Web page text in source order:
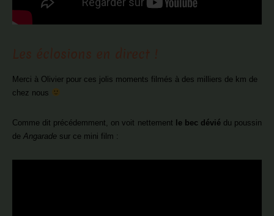
Merci à Olivier pour ces jolis moments filmés à des milliers de km de
chez nous
Comme dit précédemment, on voit nettement le bec déviédu poussin
de Angarade sur ce mini film :